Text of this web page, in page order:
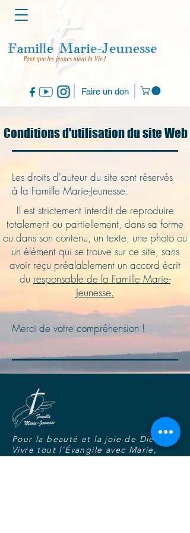
Faire un don
Conditions d'utilisation du site Web
Les droits d'auteur du site sont réservés
à la Famille Marie-Jeunesse.
Il est strictement interdit de reproduire
totalement ou partiellement, dans sa forme
ou dans son contenu, un texte, une photo ou
un élément qui se trouve sur ce site, sans
avoir reçu préalablement un accord écrit
du responsable de la Famille Marie-
Jeunesse.
Merci de votre compréhension !
Pour la beauté et la joie de Dieu,
Vivre tout l'Évangile avec Marie,